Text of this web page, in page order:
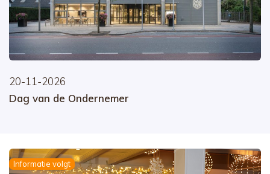
20-11-2026
Dag van de Ondernemer
Informatie volgt